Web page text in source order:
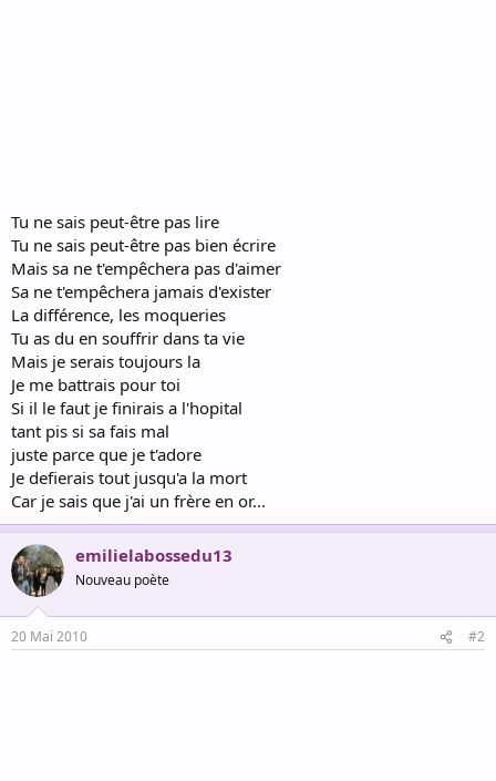
Tu ne sais peut-être pas lire
Tu ne sais peut-être pas bien écrire
Mais sa ne t'empêchera pas d'aimer
Sa ne t'empêchera jamais d'exister
La différence, les moqueries
Tu as du en souffrir dans ta vie
Mais je serais toujours la
Je me battrais pour toi
Si il le faut je finirais a l'hopital
tant pis si sa fais mal
juste parce que je t'adore
Je defierais tout jusqu'a la mort
Car je sais que j'ai un frère en or...
emilielabossedu13
Nouveau poète
20 Mai 2010 #2